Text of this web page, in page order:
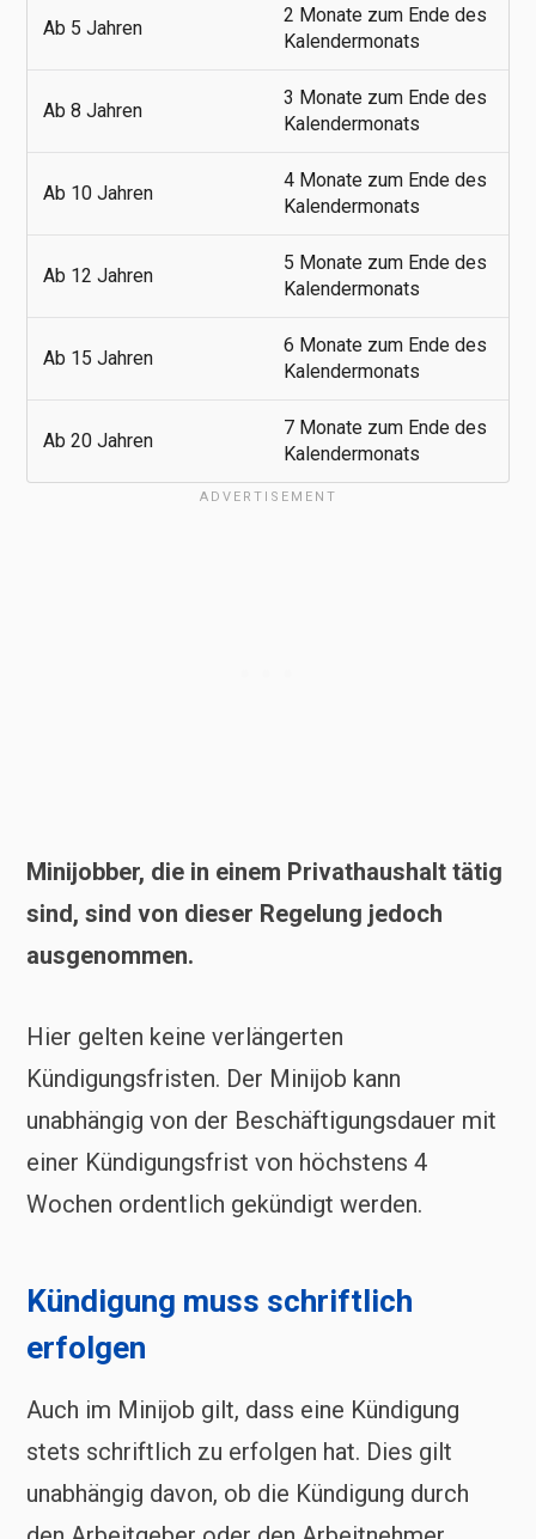
Ab 5 Jahren
2 Monate zum Ende des
Kalendermonats
Ab 8 Jahren
3 Monate zum Ende des
Kalendermonats
Ab 10 Jahren
4 Monate zum Ende des
Kalendermonats
Ab 12 Jahren
5 Monate zum Ende des
Kalendermonats
Ab 15 Jahren
6 Monate zum Ende des
Kalendermonats
Ab 20 Jahren
7 Monate zum Ende des
Kalendermonats
Minijobber, die in einem Privathaushalt tätig
sind, sind von dieser Regelung jedoch
ausgenommen.
Hier gelten keine verlängerten
Kündigungsfristen. Der Minijob kann
unabhängig von der Beschäftigungsdauer mit
einer Kündigungsfrist von höchstens 4
Wochen ordentlich gekündigt werden.
Kündigung muss schriftlich
erfolgen
Auch im Minijob gilt, dass eine Kündigung
stets schriftlich zu erfolgen hat. Dies gilt
unabhängig davon, ob die Kündigung durch